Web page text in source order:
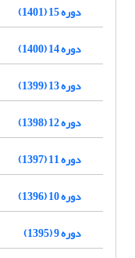
دوره 15 (1401)
دوره 14 (1400)
دوره 13 (1399)
دوره 12 (1398)
دوره 11 (1397)
دوره 10 (1396)
دوره 9 (1395)